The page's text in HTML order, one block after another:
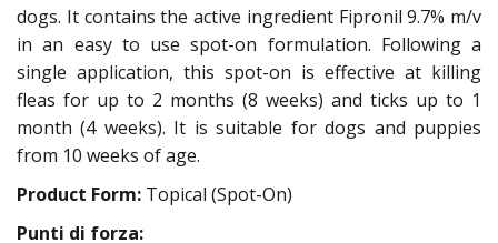
dogs. It contains the active ingredient Fipronil 9.7% m/v
in an easy to use spot-on formulation. Following a
single application, this spot-on is effective at killing
fleas for up to 2 months (8 weeks) and ticks up to 1
month (4 weeks). It is suitable for dogs and puppies
from 10 weeks of age.
Product Form: Topical (Spot-On)
Punti di forza: